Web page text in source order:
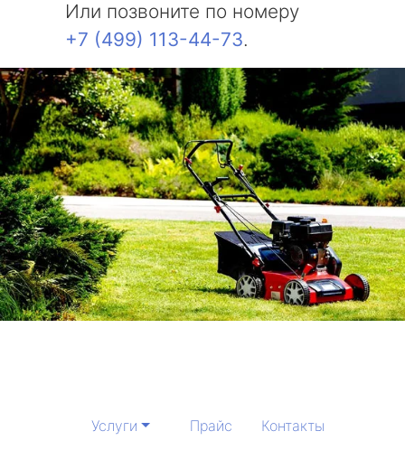
Или позвоните по номеру
+7 (499) 113-44-73.
Услуги Прайс Контакты